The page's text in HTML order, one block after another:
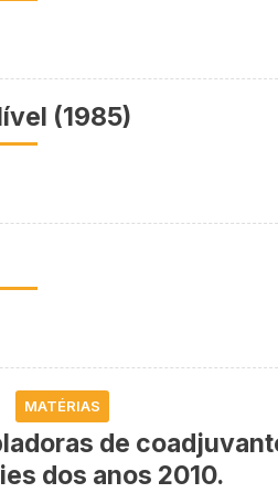
(1985)
MATÉRIAS
de
dos anos 2010.